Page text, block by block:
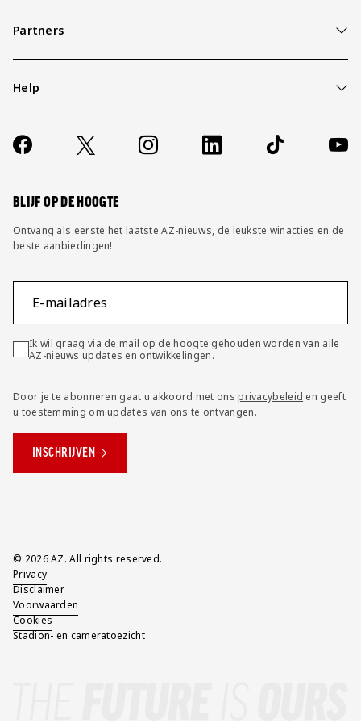
Partners
Help
Contact
FAQ
Socials
https://www.facebook.com/AZAlkmaar
X Instagram LinkedIn TikTok
BLIJF OP DE HOOGTE
Ontvang als eerste het laatste AZ-nieuws, de leukste winacties en de
beste aanbiedingen!
E-mailadres
Ik wil graag via de mail op de hoogte gehouden worden van alle
AZ-nieuws updates en ontwikkelingen.
Door je te abonneren gaat u akkoord met onsprivacybeleid en geeft
u toestemming om updates van ons te ontvangen.
INSCHRIJVEN
Overig
© 2026 AZ. All rights reserved.
Privacy
Disclaimer
Voorwaarden
Cookies
Stadion- en cameratoezicht